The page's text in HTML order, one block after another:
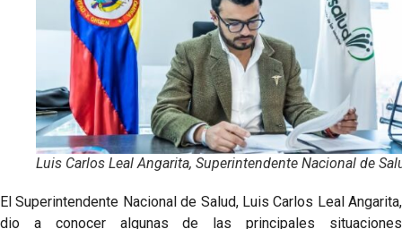
Luis Carlos Leal Angarita, Superintendente Nacional de
El Superintendente Nacional de Salud, Luis Carlos Leal Angarita,
dio a conocer algunas de las principales situaciones